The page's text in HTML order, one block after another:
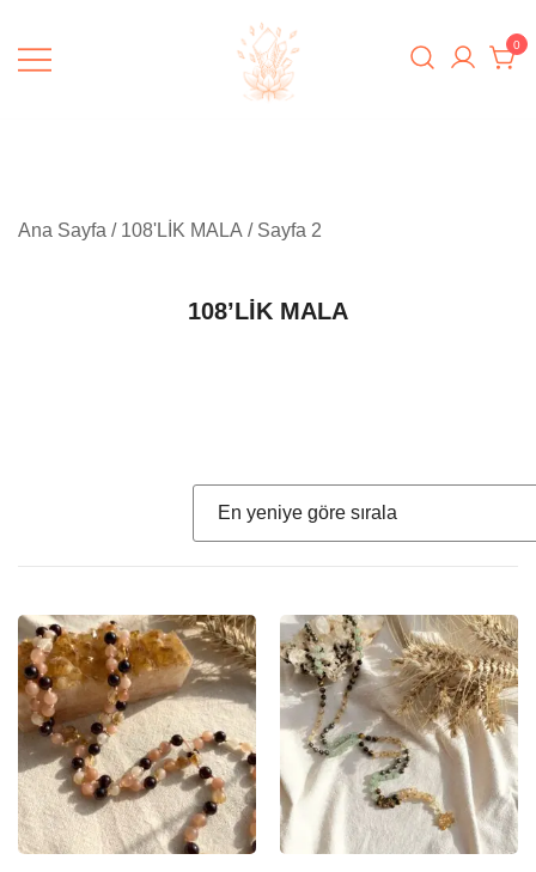
content
0
Ana Sayfa / 108'LİK MALA / Sayfa 2
108’LİK MALA